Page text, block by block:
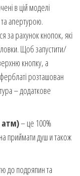
в цій моделі
апертурою.
за рахунок кнопок, які
Щоб запустити/
кнопку, а
розташован
– додаткове
атм)– це 100%
приймати душ и також
до подряпин та